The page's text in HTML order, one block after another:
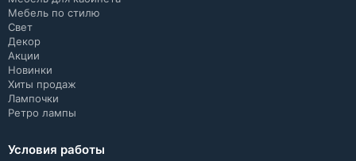
Мебель по стилю
Свет
Декор
Акции
Новинки
Хиты продаж
Лампочки
Ретро лампы
Условия работы